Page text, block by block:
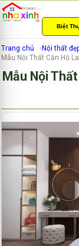
Biệt
Trang chủ
Nội thất
Mẫu Nội Thất Căn Hộ
Mẫu Nội